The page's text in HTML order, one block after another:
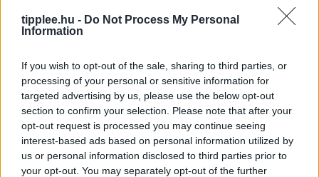
tipplee.hu - Do Not Process My Personal
Information
If you wish to opt-out of the sale, sharing to third parties, or
processing of your personal or sensitive information for
targeted advertising by us, please use the below opt-out
section to confirm your selection. Please note that after your
opt-out request is processed you may continue seeing
interest-based ads based on personal information utilized by
us or personal information disclosed to third parties prior to
your opt-out. You may separately opt-out of the further
Siri AI a Csuklón: Az Apple Watch Okosabbikra
Vált
A Feldolgozott Élelmiszerek Nagy Tévedése
Védelmi Fellendülés: A Felvirágzás Új Forrása